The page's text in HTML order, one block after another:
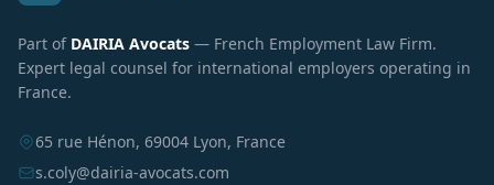
Part of DAIRIA Avocats — French Employment Law Firm.
Expert legal counsel for international employers operating in
France.
65 rue Hénon, 69004 Lyon, France
s.coly@dairia-avocats.com